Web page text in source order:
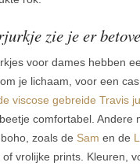
zie je er
voor dames hebben
je lichaam, voor een
viscose gebreide Travis
comfortabel. Andere
zoals de Sam en de
vrolijke prints. Kleuren,